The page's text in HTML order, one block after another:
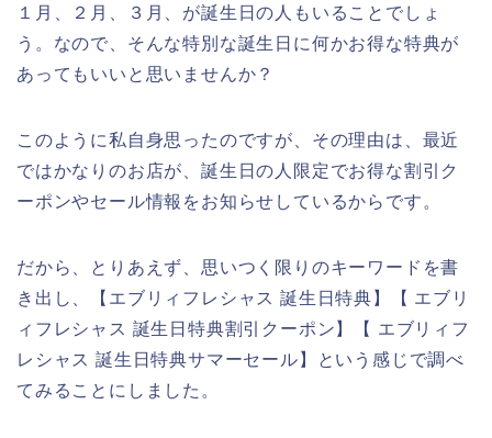
１月、２月、３月、が誕生日の人もいることでしょ
う。なので、そんな特別な誕生日に何かお得な特典が
あってもいいと思いませんか？
このように私自身思ったのですが、その理由は、最近
ではかなりのお店が、誕生日の人限定でお得な割引ク
ーポンやセール情報をお知らせしているからです。
だから、とりあえず、思いつく限りのキーワードを書
き出し、【エブリィフレシャス 誕生日特典】【 エブリ
ィフレシャス 誕生日特典割引クーポン】【 エブリィフ
レシャス 誕生日特典サマーセール】という感じで調べ
てみることにしました。